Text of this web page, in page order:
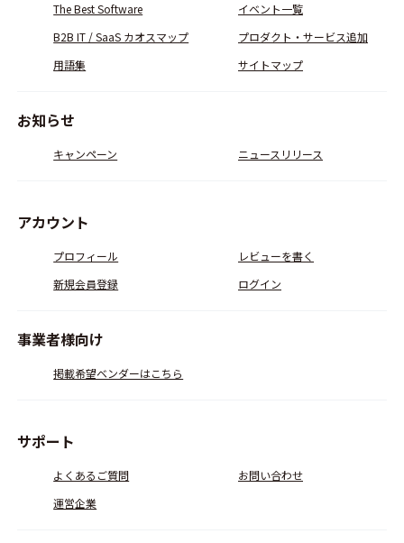
The Best Software
イベント一覧
B2B IT / SaaS カオスマップ
プロダクト・サービス追加
用語集
サイトマップ
お知らせ
キャンペーン ニュースリリース
アカウント
プロフィール
レビューを書く
新規会員登録
ログイン
事業者様向け
掲載希望ベンダーはこちら
サポート
よくあるご質問
お問い合わせ
運営企業